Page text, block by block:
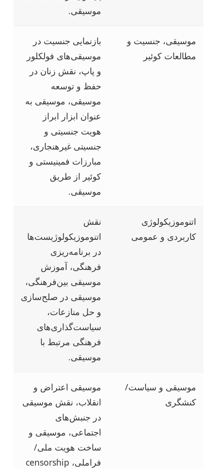
موسیقی.
موسیقی، جنسیت و
مطالعات کوئیر
بازنمایی جنسیت در
موسیقی‌های فولکلور
و پاپ، نقش زنان در
حفظ و توسعه
موسیقی، موسیقی به
عنوان ابزار ابراز
هویت جنسیتی و
جنسیتی غیرهنجاری،
مبارزات فمینیستی و
کوئیر از طریق
موسیقی.
اتنوموزیکولوژی
کاربردی و عمومی
نقش
اتنوموزیکولوژیست‌ها
در برنامه‌ریزی
فرهنگی، آموزش
موسیقی بین‌فرهنگی،
موسیقی در صلح‌سازی
و حل منازعات،
سیاست‌گذاری‌های
فرهنگی مرتبط با
موسیقی.
موسیقی و سیاست/
کنشگری
موسیقی اعتراض و
انقلاب، نقش موسیقی
در جنبش‌های
اجتماعی، موسیقی و
ساخت هویت ملی/
فراملی، censorship